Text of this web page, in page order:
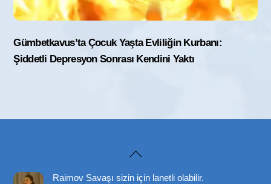
Gümbetkavus’ta Çocuk Yaşta Evliliğin Kurbanı:
Şiddetli Depresyon Sonrası Kendini Yaktı
Back
Raimov Savaşı sizin için lanetli olabilir.